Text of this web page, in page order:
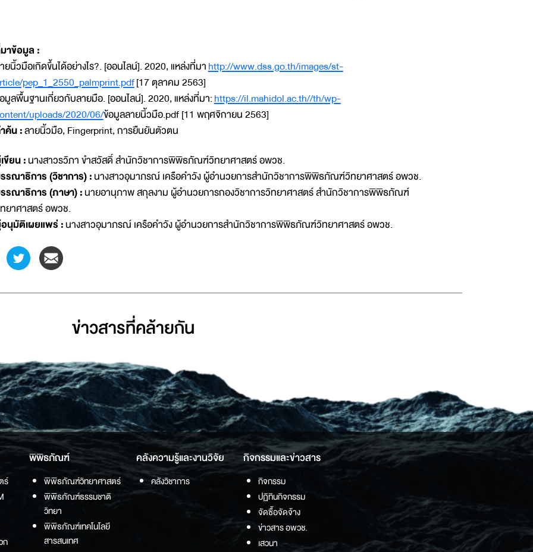
าข้อมูล :
ยนิ้วมือเกิดขึ้นได้อย่างไร?. [ออนไลน์]. 2020, แหล่งที่มาhttp://www.dss.go.th/images/st-
pep_1_2550_palmprint.pdf[17 ตุลาคม 2563]
มูลพื้นฐานเกี่ยวกับลายมือ. [ออนไลน์]. 2020, แหล่งที่มา:https://il.mahidol.ac.th//th/wp-
uploads/2020/06/ข้อมูลลายนิ้วมือ.pdf [11 พฤศจิกายน 2563]
ค้น :ลายนิ้วมือ, Fingerprint, การยืนยันตัวตน
ขียน :นางสาวรวิภา ขำสวัสดิ์ สำนักวิชาการพิพิธภัณฑ์วิทยาศาสตร์ อพวช.
รณาธิการ (วิชาการ) :นางสาวอุมาภรณ์ เครือคำวัง ผู้อำนวยการสำนักวิชาการพิพิธภัณฑ์วิทยาศาสตร์ อพวช.
รณาธิการ (ภาษา) :นายอานุภาพ สกุลงาม ผู้อำนวยการกองวิชาการวิทยาศาสตร์ สำนักวิชาการพิพิธภัณฑ์
ยาศาสตร์ อพวช.
นุมัติเผยแพร่ :นางสาวอุมาภรณ์ เครือคำวัง ผู้อำนวยการสำนักวิชาการพิพิธภัณฑ์วิทยาศาสตร์ อพวช.
ข่าวสารที่่คล้ายกัน
ร์
ก
พิพิธภัณฑ์
พิพิธภัณฑ์วิทยาศาสตร์
พิพิธภัณฑ์ธรรมชาติ
วิทยา
พิพิธภัณฑ์เทคโนโลยี
สารสนเทศ
คลังความรู้และงานวิจัย
คลังวิชาการ
กิจกรรมและข่าวสาร
กิจกรรม
ปฏิทินกิจกรรม
จัดซื้อจัดจ้าง
ข่าวสาร อพวช.
เสวนา